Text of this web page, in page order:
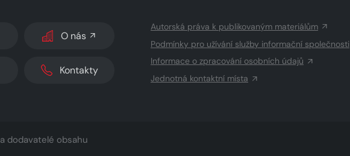
O nás
Kontakty
Autorská práva k publikovaným materiálům
Podmínky pro užívání služby informační společnosti
Informace o zpracování osobních údajů
Jednotná kontaktní místa
a dodavatelé obsahu